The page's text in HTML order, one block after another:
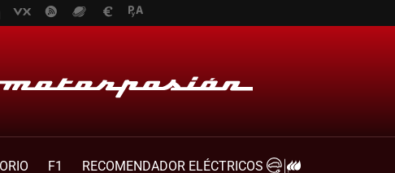
F1
RECOMENDADOR ELÉCTRICOS